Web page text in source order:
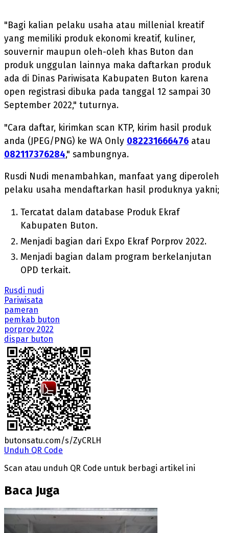
"Bagi kalian pelaku usaha atau millenial kreatif
yang memiliki produk ekonomi kreatif, kuliner,
souvernir maupun oleh-oleh khas Buton dan
produk unggulan lainnya maka daftarkan produk
ada di Dinas Pariwisata Kabupaten Buton karena
open registrasi dibuka pada tanggal 12 sampai 30
September 2022," tuturnya.
"Cara daftar, kirimkan scan KTP, kirim hasil produk
anda (JPEG/PNG) ke WA Only 082231666476 atau
082117376284," sambungnya.
Rusdi Nudi menambahkan, manfaat yang diperoleh
pelaku usaha mendaftarkan hasil produknya yakni;
Tercatat dalam database Produk Ekraf
Kabupaten Buton.
Menjadi bagian dari Expo Ekraf Porprov 2022.
Menjadi bagian dalam program berkelanjutan
OPD terkait.
Rusdi nudi
Pariwisata
pameran
pemkab buton
porprov 2022
dispar buton
butonsatu.com/s/ZyCRLH
Unduh QR Code
Scan atau unduh QR Code untuk berbagi artikel ini
Baca Juga